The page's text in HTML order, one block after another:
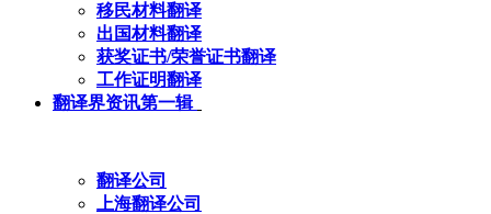
移民材料翻译
出国材料翻译
获奖证书/荣誉证书翻译
工作证明翻译
翻译界资讯第一辑
翻译公司
上海翻译公司